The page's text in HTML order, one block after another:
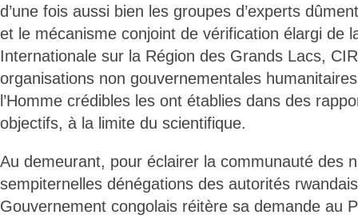
d’une fois aussi bien les groupes d’experts
et le mécanisme conjoint de vérification élargi de
Internationale sur la Région des Grands Lacs,
organisations non gouvernementales
l’Homme crédibles les ont établies dans des
objectifs, à la limite du scientifique.
Au demeurant, pour éclairer la communauté des
sempiternelles dénégations des autorités
Gouvernement congolais réitère sa demande au